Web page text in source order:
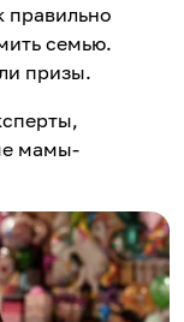
правильно
семью.
призы.
мамы-